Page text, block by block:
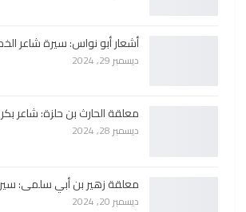
أشعار أبو نواس: سيرة شاعر
ديسمبر 29, 2024
معلقة الحارث بن حلزة: شاعر
ديسمبر 28, 2024
معلقة زهير بن أبي سلمى:
ديسمبر 20, 2024